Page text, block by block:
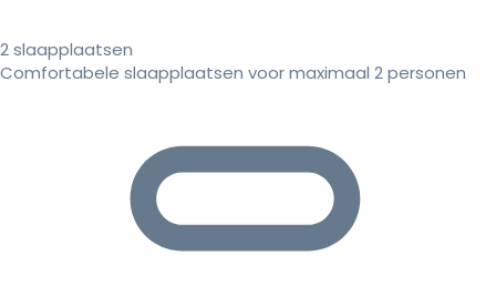
2 slaapplaatsen
Comfortabele slaapplaatsen voor maximaal 2 personen